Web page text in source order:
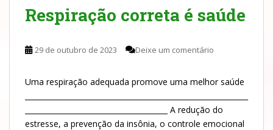
Respiração correta é saúde
29 de outubro de 2023 Deixe um comentário
Uma respiração adequada promove uma melhor saúde
_______________________________________ A redução do
estresse, a prevenção da insônia, o controle emocional